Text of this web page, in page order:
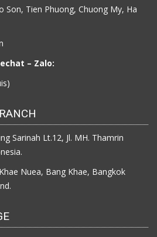
Son, Tien Phuong, Chuong My, Ha
– Zalo:
Sarinah Lt.12, Jl. MH. Thamrin
Nuea, Bang Khae, Bangkok